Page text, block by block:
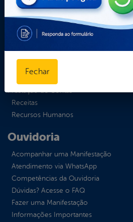
Inicio
LGPD e Governo
Digital
Licitações e
Receitas
Recursos Humanos
Ouvidoria
Acompanhar uma Manifestação
Atendimento via WhatsApp
Competências da Ouvidoria
Dúvidas? Acesse o FAQ
Fazer uma Manifestação
Informações Importantes
Fechar